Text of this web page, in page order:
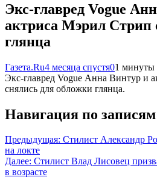
Экс-главред Vogue
актриса Мэрил Стрип
глянца
Газета.Ru4 месяца спустя01 минуты
Экс-главред Vogue Анна Винтур и
снялись для обложки глянца.
Навигация по записям
Предыдущая: Стилист Александр
на локте
Далее: Стилист Влад Лисовец
в возрасте